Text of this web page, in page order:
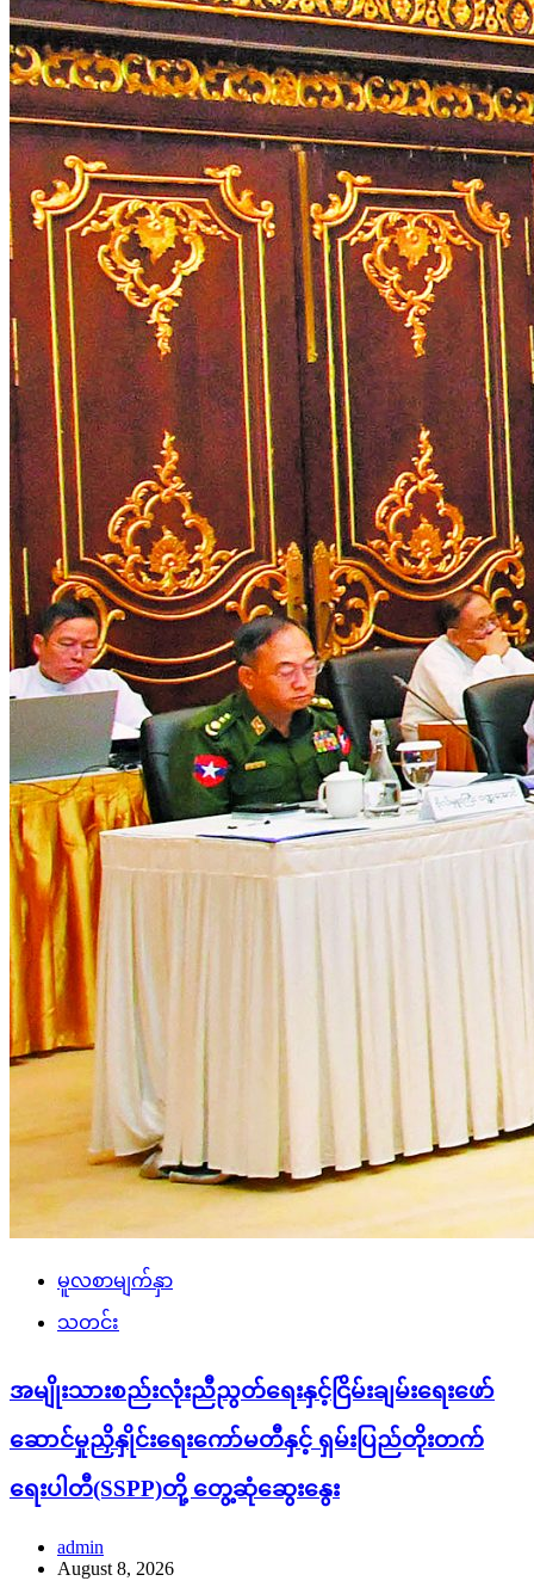
မူလစာမျက်နှာ
သတင်း
အမျိုးသားစည်းလုံးညီညွတ်ရေးနှင့်ငြိမ်းချမ်းရေးဖော်
ဆောင်မှုညှိနှိုင်းရေးကော်မတီနှင့် ရှမ်းပြည်တိုးတက်
ရေးပါတီ(SSPP)တို့ တွေ့ဆုံဆွေးနွေး
admin
August 8, 2026